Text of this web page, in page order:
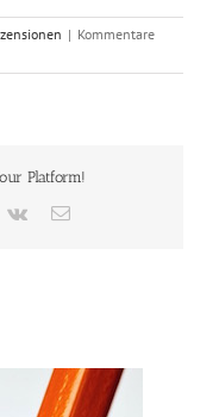
| Kommentare
Platform!
Vk
E-